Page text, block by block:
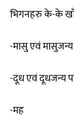
भिगनहरु के-के
-मासु एवं
-दूध एवं दूधजन्य
-मह